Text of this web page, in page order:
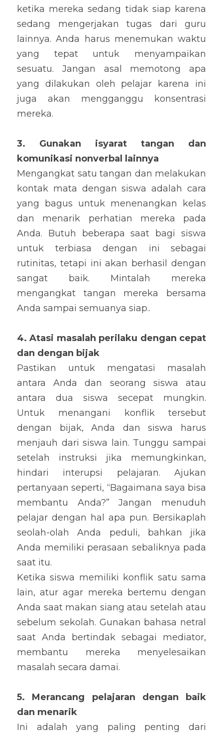
ketika mereka sedang tidak siap karena
sedang mengerjakan tugas dari guru
lainnya. Anda harus menemukan waktu
yang tepat untuk menyampaikan
sesuatu. Jangan asal memotong apa
yang dilakukan oleh pelajar karena ini
juga akan mengganggu konsentrasi
mereka.
3. Gunakan isyarat tangan dan
komunikasi nonverbal lainnya
Mengangkat satu tangan dan melakukan
kontak mata dengan siswa adalah cara
yang bagus untuk menenangkan kelas
dan menarik perhatian mereka pada
Anda. Butuh beberapa saat bagi siswa
untuk terbiasa dengan ini sebagai
rutinitas, tetapi ini akan berhasil dengan
sangat baik. Mintalah mereka
mengangkat tangan mereka bersama
Anda sampai semuanya siap..
4. Atasi masalah perilaku dengan cepat
dan dengan bijak
Pastikan untuk mengatasi masalah
antara Anda dan seorang siswa atau
antara dua siswa secepat mungkin.
Untuk menangani konflik tersebut
dengan bijak, Anda dan siswa harus
menjauh dari siswa lain. Tunggu sampai
setelah instruksi jika memungkinkan,
hindari interupsi pelajaran. Ajukan
pertanyaan seperti, “Bagaimana saya bisa
membantu Anda?” Jangan menuduh
pelajar dengan hal apa pun. Bersikaplah
seolah-olah Anda peduli, bahkan jika
Anda memiliki perasaan sebaliknya pada
saat itu.
Ketika siswa memiliki konflik satu sama
lain, atur agar mereka bertemu dengan
Anda saat makan siang atau setelah atau
sebelum sekolah. Gunakan bahasa netral
saat Anda bertindak sebagai mediator,
membantu mereka menyelesaikan
masalah secara damai.
5. Merancang pelajaran dengan baik
dan menarik
Ini adalah yang paling penting dari